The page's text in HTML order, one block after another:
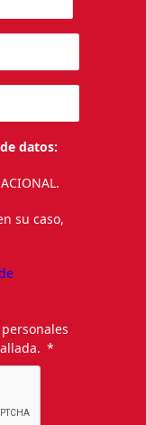
datos:
su caso,